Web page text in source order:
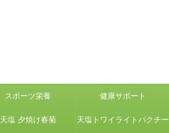
スポーツ栄養 健康サポート
天塩 夕焼け春菊 天塩トワイライトパクチー